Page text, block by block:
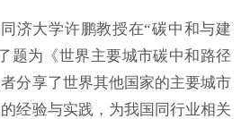
济大学许鹏教授在“碳中和与建
题为《世界主要城市碳中和路径
分享了世界其他国家的主要城市
经验与实践，为我国同行业相关